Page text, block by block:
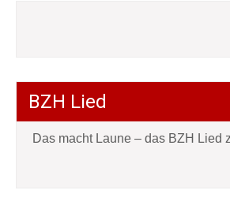
BZH Lied
Das macht Laune – das BZH Lied